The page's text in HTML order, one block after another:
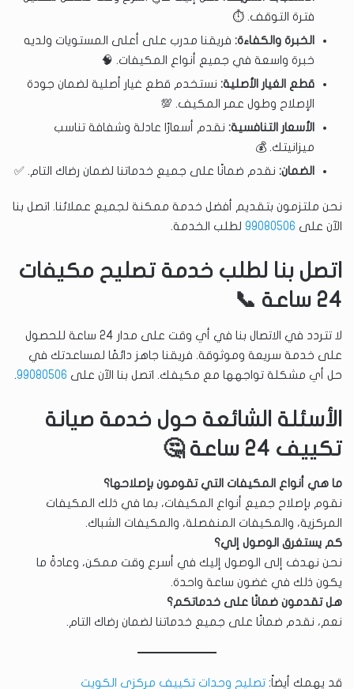
فترة التوقف. ⏱️
الخبرة والكفاءة: فريقنا مدرب على أعلى المستويات ولديه
خبرة واسعة في جميع أنواع المكيفات. 🧠
قطع الغيار الأصلية: نستخدم قطع غيار أصلية لضمان جودة
الإصلاح وطول عمر المكيف. 💯
الأسعار التنافسية: نقدم أسعارًا عادلة وشفافة تناسب
ميزانيتك. 💰
الضمان: نقدم ضمانًا على جميع خدماتنا لضمان رضاك التام. ✅
نحن ملتزمون بتقديم أفضل خدمة ممكنة لجميع عملائنا. اتصل بنا
الآن على 99080506 لطلب الخدمة.
اتصل بنا لطلب خدمة تصليح مكيفات
24 ساعة 📞
لا تتردد في الاتصال بنا في أي وقت على مدار 24 ساعة للحصول
على خدمة سريعة وموثوقة. فريقنا جاهز دائمًا لمساعدتك في
حل أي مشكلة تواجهها مع مكيفك. اتصل بنا الآن على 99080506
.
الأسئلة الشائعة حول خدمة صيانة
تكييف 24 ساعة 🤔
ما هي أنواع المكيفات التي تقومون بإصلاحها؟
نقوم بإصلاح جميع أنواع المكيفات، بما في ذلك المكيفات
المركزية، والمكيفات المنفصلة، والمكيفات الشباك.
كم يستغرق الوصول إلي؟
نحن نهدف إلى الوصول إليك في أسرع وقت ممكن، وعادةً ما
يكون ذلك في غضون ساعة واحدة.
هل تقدمون ضمانًا على خدماتكم؟
نعم، نقدم ضمانًا على جميع خدماتنا لضمان رضاك التام.
قد يهمك أيضاً: تصليح وحدات تكييف مركزي الكويت